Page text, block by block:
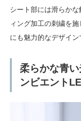
シート部には滑らか
ィング加工の刺繍を
にも魅力的なデザイン
柔らかな青
ンビエント